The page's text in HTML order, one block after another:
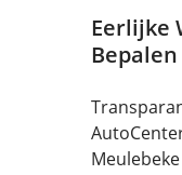
Eerlijke
Meulebeke